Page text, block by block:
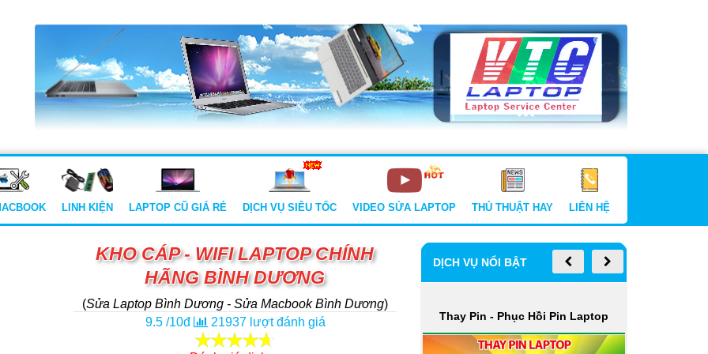
LINH KIỆN LAPTOP CŨ GIÁ RẺ DỊCH VỤ SIÊU TỐC VIDEO SỬA LAPTOP THỦ THUẬT HAY LIÊN HỆ
KHO CÁP - WIFI LAPTOP CHÍNH
HÃNG BÌNH DƯƠNG
(Sửa Laptop Bình Dương - Sửa Macbook Bình Dương)
9.5/10đ 21937lượt đánh giá
DỊCH VỤ NỔI BẬT
Thay Màn Hình Laptop Thay Pin - Phục Hồi Pin Laptop Thay Bàn Phím Laptop